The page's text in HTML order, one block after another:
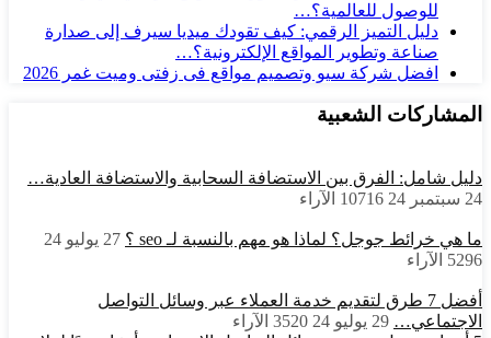
للوصول للعالمية؟…
دليل التميز الرقمي: كيف تقودك ميديا سيرف إلى صدارة
صناعة وتطوير المواقع الإلكترونية؟…
افضل شركة سيو وتصميم مواقع فى زفتى وميت غمر 2026
المشاركات الشعبية
دليل شامل: الفرق بين الاستضافة السحابية والاستضافة العادية…
24 سبتمبر 24
10716 الآراء
ما هي خرائط جوجل؟ لماذا هو مهم بالنسبة لـ seo ؟
27 يوليو 24
5296 الآراء
أفضل 7 طرق لتقديم خدمة العملاء عبر وسائل التواصل
الاجتماعي… 29 يوليو 24 3520 الآراء